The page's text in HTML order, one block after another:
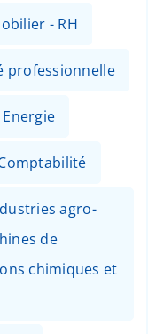
- RH
professionnelle
agro-
de
chimiques et